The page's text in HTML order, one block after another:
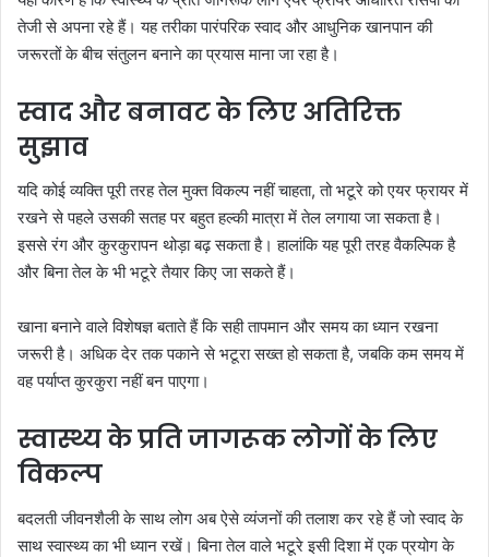
तेजी से अपना रहे हैं। यह तरीका पारंपरिक स्वाद और आधुनिक खानपान की
जरूरतों के बीच संतुलन बनाने का प्रयास माना जा रहा है।
स्वाद और बनावट के लिए अतिरिक्त
सुझाव
यदि कोई व्यक्ति पूरी तरह तेल मुक्त विकल्प नहीं चाहता, तो भटूरे को एयर फ्रायर में
रखने से पहले उसकी सतह पर बहुत हल्की मात्रा में तेल लगाया जा सकता है।
इससे रंग और कुरकुरापन थोड़ा बढ़ सकता है। हालांकि यह पूरी तरह वैकल्पिक है
और बिना तेल के भी भटूरे तैयार किए जा सकते हैं।
खाना बनाने वाले विशेषज्ञ बताते हैं कि सही तापमान और समय का ध्यान रखना
जरूरी है। अधिक देर तक पकाने से भटूरा सख्त हो सकता है, जबकि कम समय में
वह पर्याप्त कुरकुरा नहीं बन पाएगा।
स्वास्थ्य के प्रति जागरूक लोगों के लिए
विकल्प
बदलती जीवनशैली के साथ लोग अब ऐसे व्यंजनों की तलाश कर रहे हैं जो स्वाद के
साथ स्वास्थ्य का भी ध्यान रखें। बिना तेल वाले भटूरे इसी दिशा में एक प्रयोग के